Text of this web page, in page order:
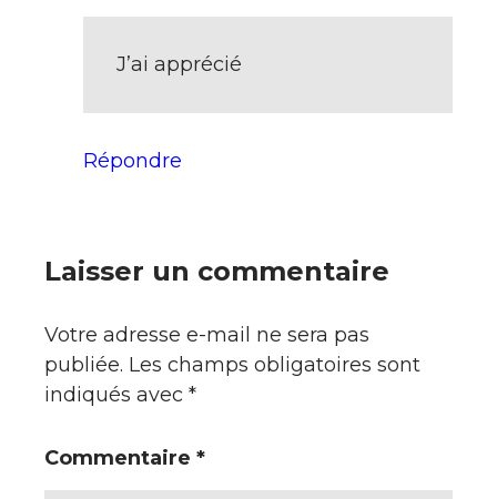
J’ai apprécié
Répondre
Laisser un commentaire
Votre adresse e-mail ne sera pas
publiée. Les champs obligatoires sont
indiqués avec *
Commentaire *